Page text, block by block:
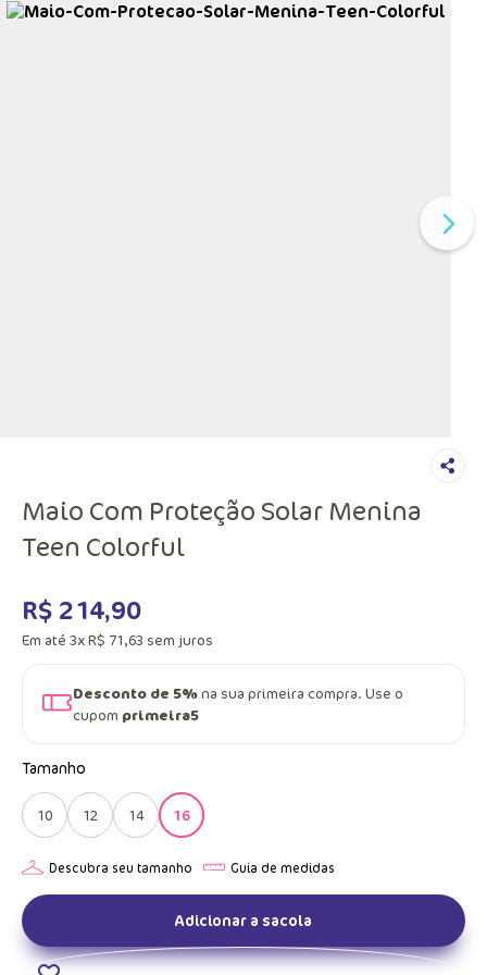
Maio Com Proteção Solar Menina
Teen Colorful
R$ 214,90
Em até 3xR$ 71,63 sem juros
Desconto de 5%na sua primeira compra. Use o
cupom primeira5
Tamanho
10 12 14 16
Adicionar a sacola